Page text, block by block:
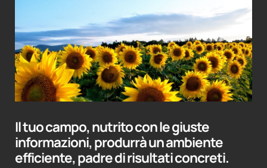
Il tuo campo, nutrito con le giuste
informazioni, produrrà un ambiente
efficiente, padre di risultati concreti.